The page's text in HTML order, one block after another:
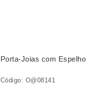
Porta-Joias com Espelho
Código: O@08141